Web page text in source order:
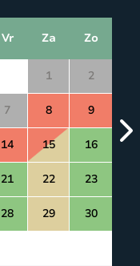
Vr Za Zo
1 2
7 8 9
14 15 16
21 22 23
28 29 30